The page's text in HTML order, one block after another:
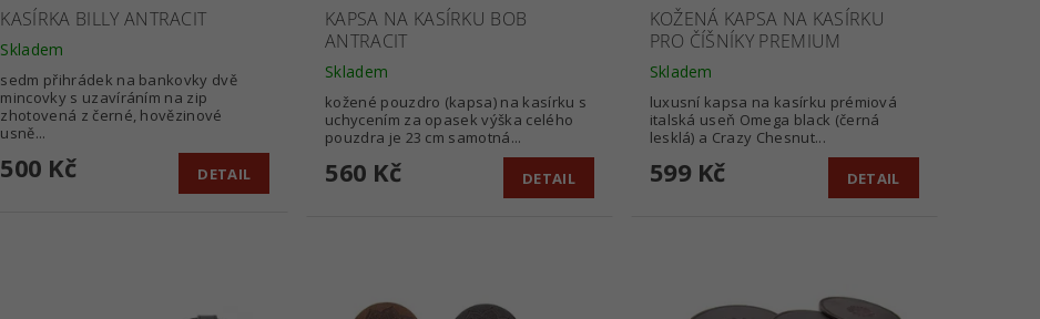
KASÍRKA BILLY ANTRACIT
Skladem
sedm přihrádek na bankovky dvě
mincovky s uzavíráním na zip
zhotovená z černé, hovězinové
usně...
500 Kč DETAIL
KAPSA NA KASÍRKU BOB
ANTRACIT
Skladem
kožené pouzdro (kapsa) na kasírku s
uchycením za opasek výška celého
pouzdra je 23 cm samotná...
560 Kč DETAIL
KOŽENÁ KAPSA NA KASÍRKU
PRO ČÍŠNÍKY PREMIUM
Skladem
luxusní kapsa na kasírku prémiová
italská useň Omega black (černá
lesklá) a Crazy Chesnut...
599 Kč DETAIL